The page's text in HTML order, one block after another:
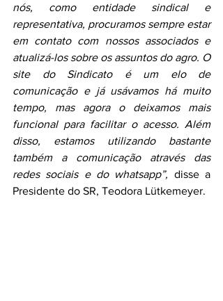
nós, como entidade sindical e
representativa, procuramos sempre estar
em contato com nossos associados e
atualizá-los sobre os assuntos do agro. O
site do Sindicato é um elo de
comunicação e já usávamos há muito
tempo, mas agora o deixamos mais
funcional para facilitar o acesso. Além
disso, estamos utilizando bastante
também a comunicação através das
redes sociais e do whatsapp”, disse a
Presidente do SR, Teodora Lütkemeyer.